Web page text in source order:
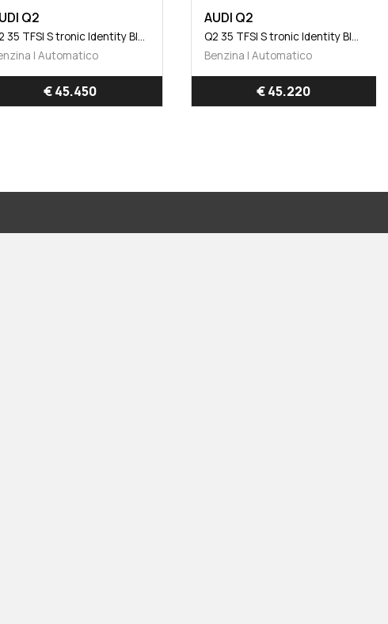
Q2 35 TFSI S tronic Identity Black
Benzina | Automatico
Benzina | Automatico